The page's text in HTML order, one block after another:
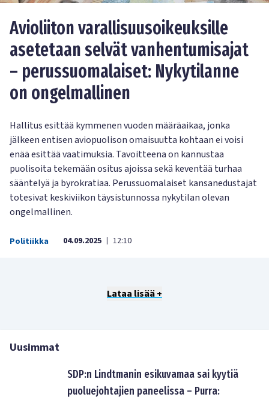
Avioliiton varallisuusoikeuksille
asetetaan selvät vanhentumisajat
– perussuomalaiset: Nykytilanne
on ongelmallinen
Hallitus esittää kymmenen vuoden määräaikaa, jonka
jälkeen entisen aviopuolison omaisuutta kohtaan ei voisi
enää esittää vaatimuksia. Tavoitteena on kannustaa
puolisoita tekemään ositus ajoissa sekä keventää turhaa
sääntelyä ja byrokratiaa. Perussuomalaiset kansanedustajat
totesivat keskiviikon täysistunnossa nykytilan olevan
ongelmallinen.
Politiikka 04.09.2025 | 12:10
Lataa lisää +
Uusimmat
SDP:n Lindtmanin esikuvamaa sai kyytiä
puoluejohtajien paneelissa – Purra: